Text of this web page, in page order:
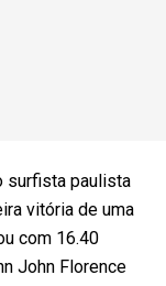
surfista paulista
vitória de uma
com 16.40
John Florence